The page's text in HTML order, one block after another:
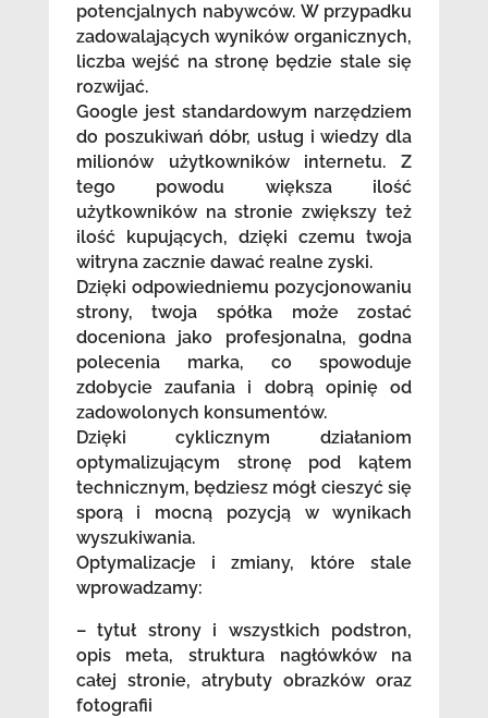
potencjalnych nabywców. W przypadku
zadowalających wyników organicznych,
liczba wejść na stronę będzie stale się
rozwijać.
Google jest standardowym narzędziem
do poszukiwań dóbr, usług i wiedzy dla
milionów użytkowników internetu. Z
tego powodu większa ilość
użytkowników na stronie zwiększy też
ilość kupujących, dzięki czemu twoja
witryna zacznie dawać realne zyski.
Dzięki odpowiedniemu pozycjonowaniu
strony, twoja spółka może zostać
doceniona jako profesjonalna, godna
polecenia marka, co spowoduje
zdobycie zaufania i dobrą opinię od
zadowolonych konsumentów.
Dzięki cyklicznym działaniom
optymalizującym stronę pod kątem
technicznym, będziesz mógł cieszyć się
sporą i mocną pozycją w wynikach
wyszukiwania.
Optymalizacje i zmiany, które stale
wprowadzamy:
– tytuł strony i wszystkich podstron,
opis meta, struktura nagłówków na
całej stronie, atrybuty obrazków oraz
fotografii